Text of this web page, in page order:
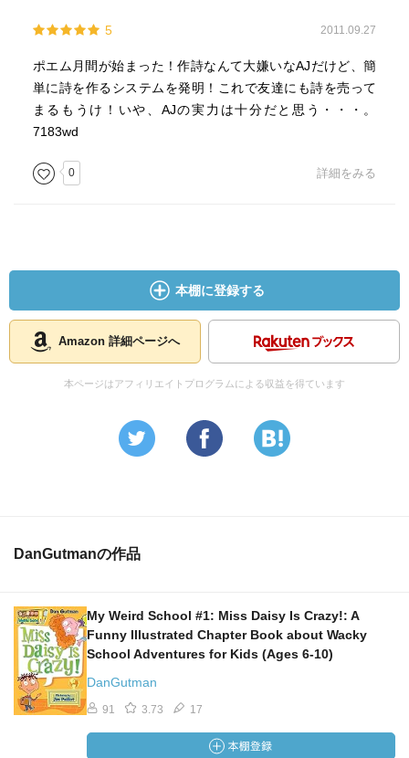
5 2011.09.27
ポエム月間が始まった！作詩なんて大嫌いなAJだけど、簡
単に詩を作るシステムを発明！これで友達にも詩を売って
まるもうけ！いや、AJの実力は十分だと思う・・・。
7183wd
0 詳細をみる
本棚に登録する
Amazon 詳細ページへ
本ページはアフィリエイトプログラムによる収益を得ています
DanGutmanの作品
My Weird School #1: Miss Daisy Is Crazy!: A
Funny Illustrated Chapter Book about Wacky
School Adventures for Kids (Ages 6-10)
DanGutman
91 3.73 17